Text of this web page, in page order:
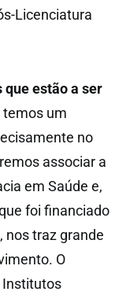
Licenciatura
estão a ser
um
no
associar a
em Saúde e,
foi financiado
nos traz grande
O
Institutos